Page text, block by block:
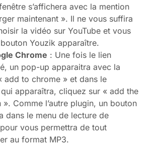
s’affichera avec la mention
maintenant ». Il ne vous suffira
la vidéo sur YouTube et vous
Youzik apparaître.
Chrome : Une fois le lien
un pop-up apparaitra avec la
add to chrome » et dans le
apparaîtra, cliquez sur « add the
». Comme l’autre plugin, un bouton
dans le menu de lecture de
vous permettra de tout
au format MP3.